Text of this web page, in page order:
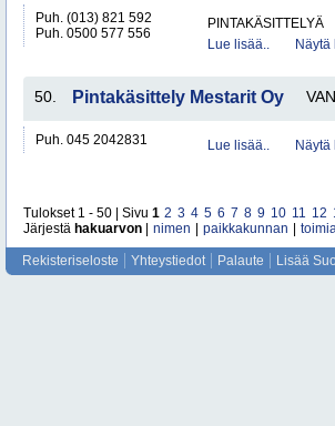
Puh. (013) 821 592
Puh. 0500 577 556
PINTAKÄSITTELYÄ
Lue lisää..
Näytä
50. Pintakäsittely Mestarit Oy
Puh. 045 2042831 Lue lisää.. Näytä
Tulokset 1 - 50 | Sivu 1 2 3 4 5 6 7 8 9 10 11 12
Järjestä hakuarvon nimen paikkakunnan
Rekisteriseloste Yhteystiedot Palaute Lisää